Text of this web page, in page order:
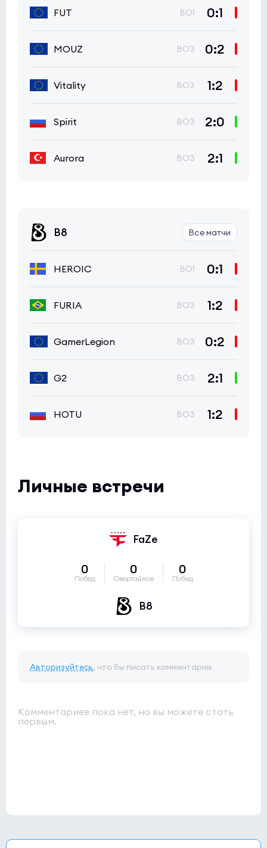
FUT BO1 0:1
MOUZ BO3 0:2
Vitality BO3 1:2
Spirit BO3 2:0
Aurora BO3 2:1
B8 Все матчи
HEROIC BO1 0:1
FURIA BO3 1:2
GamerLegion BO3 0:2
G2 BO3 2:1
HOTU BO3 1:2
Личные встречи
FaZe
0
Побед
0
Овертаймов
0
Побед
B8
Авторизуйтесь, что бы писать комментарии
Комментариев пока нет, но вы можете стать
первым.